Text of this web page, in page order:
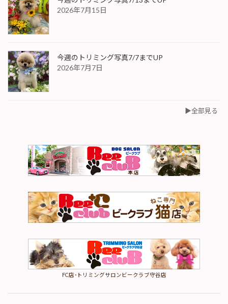
2026年7月15日
今週のトリミング写真7/7までUP
2026年7月7日
▶︎全部見る
FC店･トリミングサロンビークラブ守谷店